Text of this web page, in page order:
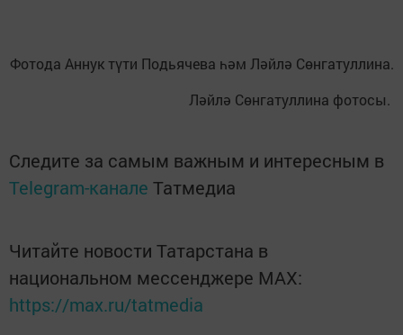
Фотода Аннук түти Подьячева һәм Ләйлә Сөнгатуллина.
Ләйлә Сөнгатуллина фотосы.
Следите за самым важным и интересным в
Telegram-канале Татмедиа
Читайте новости Татарстана в
национальном мессенджере MАХ:
https://max.ru/tatmedia